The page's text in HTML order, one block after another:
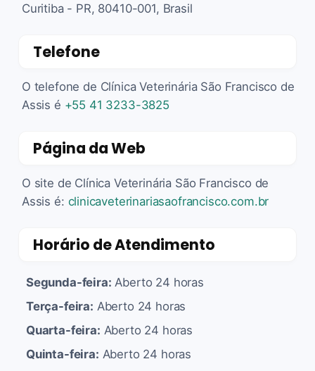
Curitiba - PR, 80410-001, Brasil
Telefone
O telefone de Clínica Veterinária São Francisco de
Assis é +55 41 3233-3825
Página da Web
O site de Clínica Veterinária São Francisco de
Assis é: clinicaveterinariasaofrancisco.com.br
Horário de Atendimento
Segunda-feira: Aberto 24 horas
Terça-feira: Aberto 24 horas
Quarta-feira: Aberto 24 horas
Quinta-feira: Aberto 24 horas